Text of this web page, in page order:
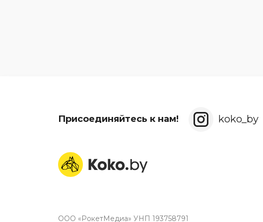
Присоединяйтесь к нам! koko_by
ООО «РокетМедиа» УНП 193758791